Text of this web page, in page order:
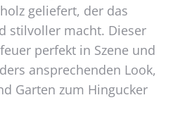
geliefert, der das
stilvoller macht. Dieser
perfekt in Szene und
ansprechenden Look,
Garten zum Hingucker